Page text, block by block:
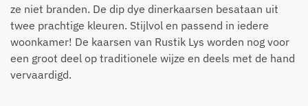
ze niet branden. De dip dye dinerkaarsen besataan uit
twee prachtige kleuren. Stijlvol en passend in iedere
woonkamer! De kaarsen van Rustik Lys worden nog voor
een groot deel op traditionele wijze en deels met de hand
vervaardigd.